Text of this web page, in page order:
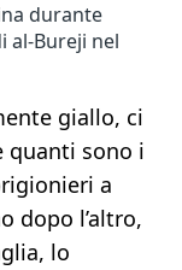
durante
al-Bureji nel
giallo, ci
quanti sono i
a
dopo l’altro,
lo